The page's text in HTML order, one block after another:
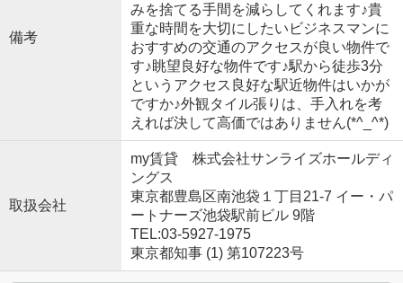
備考
みを捨てる手間を減らしてくれます♪貴
重な時間を大切にしたいビジネスマンに
おすすめの交通のアクセスが良い物件で
す♪眺望良好な物件です♪駅から徒歩3分
というアクセス良好な駅近物件はいかが
ですか♪外観タイル張りは、手入れを考
えれば決して高価ではありません(*^_^*)
取扱会社
my賃貸 株式会社サンライズホールディ
ングス
東京都豊島区南池袋１丁目21-7 イー・パ
ートナーズ池袋駅前ビル 9階
TEL:03-5927-1975
東京都知事 (1) 第107223号